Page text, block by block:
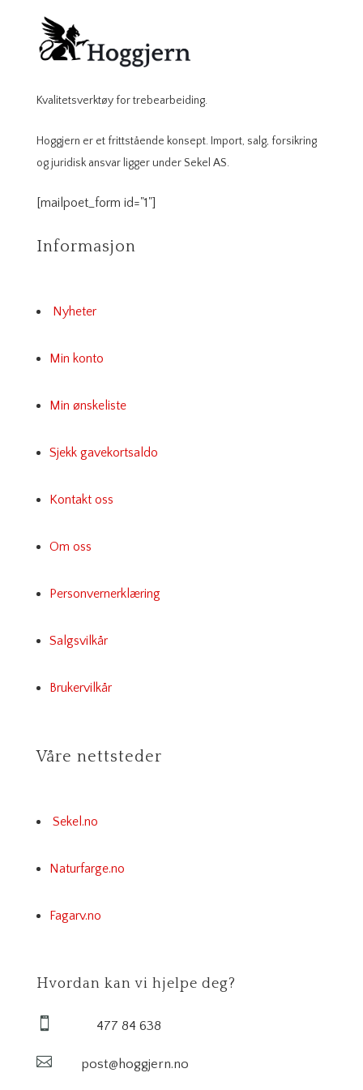
Kvalitetsverktøy for trebearbeiding.
Hoggjern er et frittstående konsept. Import, salg, forsikring
og juridisk ansvar ligger under Sekel AS.
[mailpoet_form id="1"]
Informasjon
Nyheter
Min konto
Min ønskeliste
Sjekk gavekortsaldo
Kontakt oss
Om oss
Personvernerklæring
Salgsvilkår
Brukervilkår
Våre nettsteder
Sekel.no
Naturfarge.no
Fagarv.no
Hvordan kan vi hjelpe deg?
 477 84 638
 post@hoggjern.no